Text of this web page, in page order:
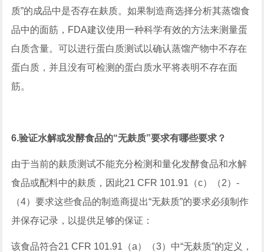
质”的成品中是否存在麸质。如果制造商选择分析其蒸馏食
品中的面筋，FDA建议使用一种科学有效的方法来测量蛋
白质含量。可以进行蛋白质测试以确认蒸馏产物中不存在
蛋白质，并且没有可检测的蛋白质水平将表明不存在面
筋。
6.验证水解或发酵食品的“无麸质”要求有哪些要求？
由于当前的麸质测试不能充分检测和量化发酵食品和水解
食品或配料中的麸质，因此21 CFR 101.91（c）（2）-
（4）要求这些食品的制造商提出“无麸质”的要求必须制作
并保存记录，以提供足够的保证：
该食品符合21 CFR 101.91（a）（3）中“无麸质”的定义，